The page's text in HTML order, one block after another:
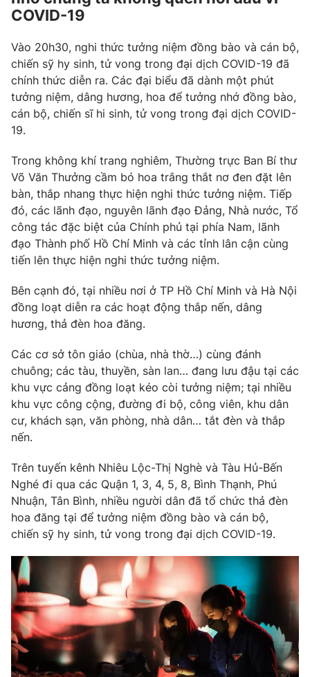
COVID-19
Vào 20h30, nghi thức tưởng niệm đồng bào và cán bộ,
chiến sỹ hy sinh, tử vong trong đại dịch COVID-19 đã
chính thức diễn ra. Các đại biểu đã dành một phút
tưởng niệm, dâng hương, hoa để tưởng nhớ đồng bào,
cán bộ, chiến sĩ hi sinh, tử vong trong đại dịch COVID-
19.
Trong không khí trang nghiêm, Thường trực Ban Bí thư
Võ Văn Thưởng cầm bó hoa trắng thắt nơ đen đặt lên
bàn, thắp nhang thực hiện nghi thức tưởng niệm. Tiếp
đó, các lãnh đạo, nguyên lãnh đạo Đảng, Nhà nước, Tổ
công tác đặc biệt của Chính phủ tại phía Nam, lãnh
đạo Thành phố Hồ Chí Minh và các tỉnh lân cận cùng
tiến lên thực hiện nghi thức tưởng niệm.
Bên cạnh đó, tại nhiều nơi ở TP Hồ Chí Minh và Hà Nội
đồng loạt diễn ra các hoạt động thắp nến, dâng
hương, thả đèn hoa đăng.
Các cơ sở tôn giáo (chùa, nhà thờ…) cùng đánh
chuông; các tàu, thuyền, sàn lan… đang lưu đậu tại các
khu vực cảng đồng loạt kéo còi tưởng niệm; tại nhiều
khu vực công cộng, đường đi bộ, công viên, khu dân
cư, khách sạn, văn phòng, nhà dân… tắt đèn và thắp
nến.
Trên tuyến kênh Nhiêu Lộc-Thị Nghè và Tàu Hủ-Bến
Nghé đi qua các Quận 1, 3, 4, 5, 8, Bình Thạnh, Phú
Nhuận, Tân Bình, nhiều người dân đã tổ chức thả đèn
hoa đăng tại để tưởng niệm đồng bào và cán bộ,
chiến sỹ hy sinh, tử vong trong đại dịch COVID-19.